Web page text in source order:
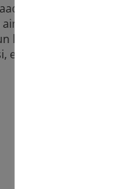
esimerkiksi
selkeää ja
lainapäätöksen että
etkä joudu maksamaan